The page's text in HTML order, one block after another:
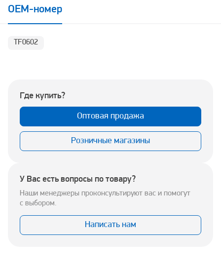
OEM-номер
TF0602
Где купить?
Оптовая продажа
Розничные магазины
У Вас есть вопросы по товару?
Наши менеджеры проконсультируют вас и помогут
с выбором.
Написать нам